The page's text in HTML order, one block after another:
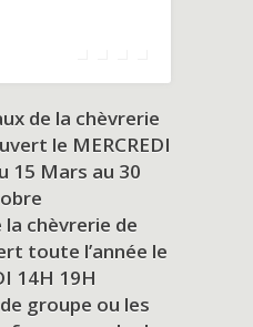
de la chèvrerie
le MERCREDI
15 Mars au 30
la chèvrerie de
toute l’année le
14H 19H
groupe ou les